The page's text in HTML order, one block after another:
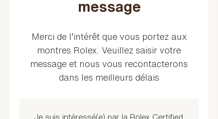
message
Merci de l’intérêt que vous portez aux
montres Rolex. Veuillez saisir votre
message et nous vous recontacterons
dans les meilleurs délais